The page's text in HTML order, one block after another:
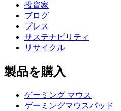
投資家
ブログ
プレス
サステナビリティ
リサイクル
製品を購入
ゲーミング マウス
ゲーミングマウスパッド